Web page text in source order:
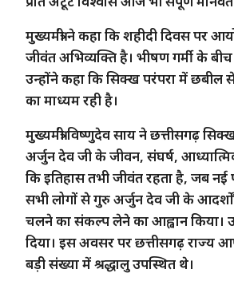
मुख्यमंत्री ने कहा कि शहीदी दिवस पर
जीवंत अभिव्यक्ति है। भीषण गर्मी के बीच
उन्होंने कहा कि सिक्ख परंपरा में छबील
का माध्यम रही है।
मुख्यमंत्री विष्णुदेव साय ने छत्तीसगढ़
अर्जुन देव जी के जीवन, संघर्ष,
कि इतिहास तभी जीवंत रहता है, जब नई
सभी लोगों से गुरु अर्जुन देव जी के
चलने का संकल्प लेने का आह्वान किया।
दिया। इस अवसर पर छत्तीसगढ़ राज्य
बड़ी संख्या में श्रद्धालु उपस्थित थे।